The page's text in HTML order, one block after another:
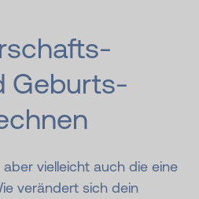
Ge­burts­
aber vielleicht auch die eine
verändert sich dein